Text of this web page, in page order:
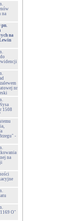
na
pn.
na
nr
1508
-
na
O"